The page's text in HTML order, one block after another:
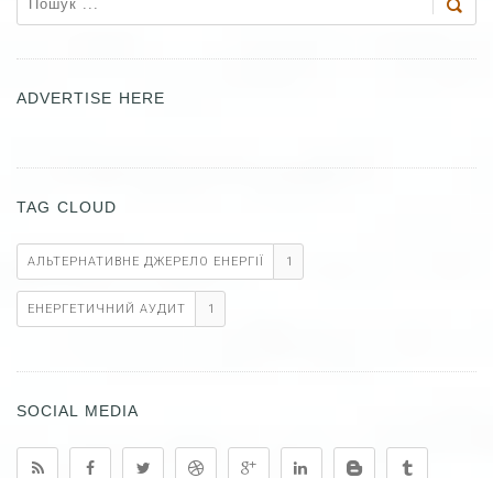
ADVERTISE HERE
TAG CLOUD
АЛЬТЕРНАТИВНЕ ДЖЕРЕЛО ЕНЕРГІЇ 1
ЕНЕРГЕТИЧНИЙ АУДИТ 1
SOCIAL MEDIA